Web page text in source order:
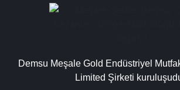
Demsu Meşale Gold Endüstriyel
Limited Şirketi